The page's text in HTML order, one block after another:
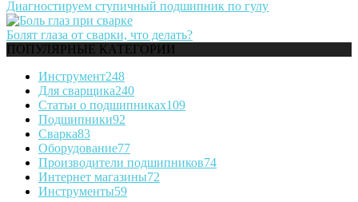
Диагностируем ступичный подшипник по гулу
Болят глаза от сварки, что делать?
ПОПУЛЯРНЫЕ КАТЕГОРИИ
Инструмент248
Для сварщика240
Статьи о подшипниках109
Подшипники92
Сварка83
Оборудование77
Производители подшипников74
Интернет магазины72
Инструменты59